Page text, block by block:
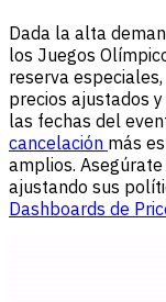
Dada la alta
los Juegos
reserva
precios ajustados
las fechas del
cancelación más
amplios.
ajustando sus
Dashboards de